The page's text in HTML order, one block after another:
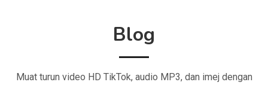
Blog
Muat turun video HD TikTok, audio MP3, dan imej dengan